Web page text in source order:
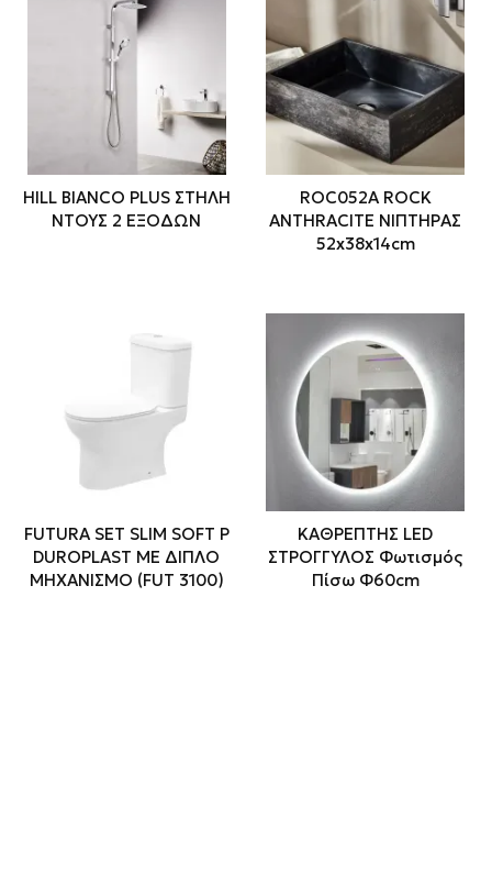
HILL BIANCO PLUS ΣΤΗΛΗ
ΝΤΟΥΣ 2 ΕΞΟΔΩΝ
ROC052A ROCK
ANTHRACITE ΝΙΠΤΗΡΑΣ
52x38x14cm
FUTURA SET SLIM SOFT P
DUROPLAST ME ΔΙΠΛΟ
ΜΗΧΑΝΙΣΜΟ (FUT 3100)
ΚΑΘΡΕΠΤΗΣ LED
ΣΤΡΟΓΓΥΛΟΣ Φωτισμός
Πίσω Φ60cm